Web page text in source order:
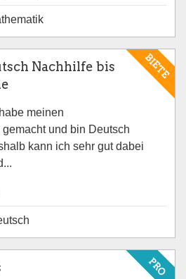
BIETE
Nachhilfe bis
meinen
und bin Deutsch
kann ich sehr gut dabei
PRO